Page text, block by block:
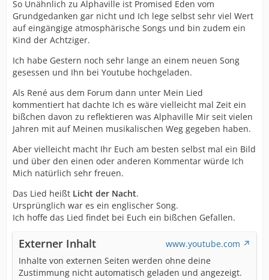
So Unähnlich zu Alphaville ist Promised Eden vom
Grundgedanken gar nicht und Ich lege selbst sehr viel Wert
auf eingängige atmosphärische Songs und bin zudem ein
Kind der Achtziger.
Ich habe Gestern noch sehr lange an einem neuen Song
gesessen und Ihn bei Youtube hochgeladen.
Als René aus dem Forum dann unter Mein Lied
kommentiert hat dachte Ich es wäre vielleicht mal Zeit ein
bißchen davon zu reflektieren was Alphaville Mir seit vielen
Jahren mit auf Meinen musikalischen Weg gegeben haben.
Aber vielleicht macht Ihr Euch am besten selbst mal ein Bild
und über den einen oder anderen Kommentar würde Ich
Mich natürlich sehr freuen.
Das Lied heißt Licht der Nacht.
Ursprünglich war es ein englischer Song.
Ich hoffe das Lied findet bei Euch ein bißchen Gefallen.
Externer Inhalt
www.youtube.com
Inhalte von externen Seiten werden ohne deine
Zustimmung nicht automatisch geladen und angezeigt.